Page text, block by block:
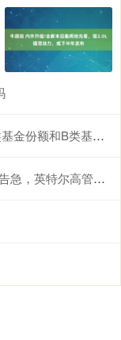
转换转入和定期定额投资业务
高管示警CPU将缺货